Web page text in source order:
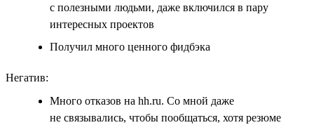
с полезными людьми, даже включился в пару
интересных проектов
Получил много ценного фидбэка
Негатив:
Много отказов на hh.ru. Со мной даже
не связывались, чтобы пообщаться, хотя резюме